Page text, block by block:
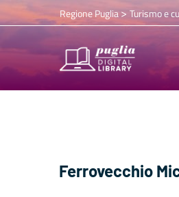
Regione Puglia> Turismo e
Ferrovecchio